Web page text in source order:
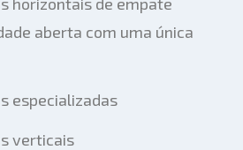
aberta com uma única
especializadas
verticais